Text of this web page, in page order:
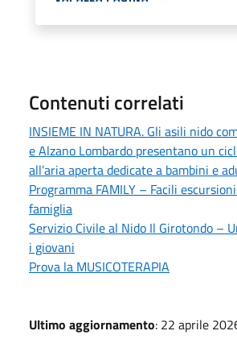
Contenuti correlati
INSIEME IN NATURA. Gli asili nido
e Alzano Lombardo presentano un
all’aria aperta dedicate a bambini e
Programma FAMILY – Facili
famiglia
Servizio Civile al Nido Il Girotondo –
i giovani
Prova la MUSICOTERAPIA
Ultimo aggiornamento: 22 aprile